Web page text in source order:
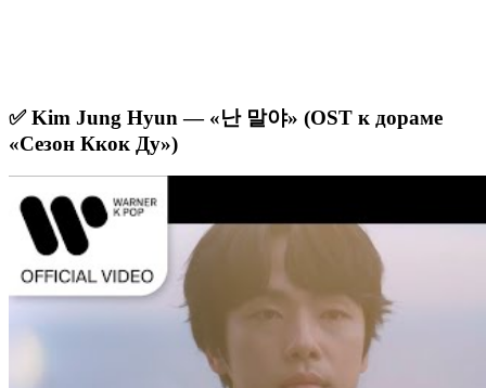
✅ Kim Jung Hyun — «난 말야» (OST к дораме
«Сезон Ккок Ду»)